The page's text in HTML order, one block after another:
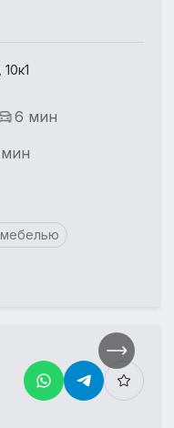
6 мин
мебелью